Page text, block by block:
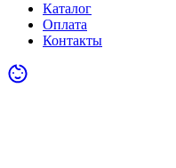
Каталог
Оплата
Контакты